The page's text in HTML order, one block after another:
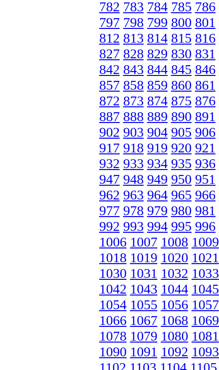
782 783 784 785 786
797 798 799 800 801
812 813 814 815 816
827 828 829 830 831
842 843 844 845 846
857 858 859 860 861
872 873 874 875 876
887 888 889 890 891
902 903 904 905 906
917 918 919 920 921
932 933 934 935 936
947 948 949 950 951
962 963 964 965 966
977 978 979 980 981
992 993 994 995 996
1006 1007 1008 1009
1018 1019 1020 1021
1030 1031 1032 1033
1042 1043 1044 1045
1054 1055 1056 1057
1066 1067 1068 1069
1078 1079 1080 1081
1090 1091 1092 1093